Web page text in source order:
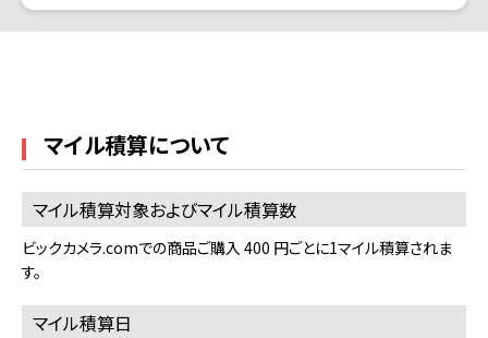
マイル積算について
マイル積算対象およびマイル積算数
ビックカメラ.comでの商品ご購入 400 円ごとに1マイル積算されま
す。
マイル積算日